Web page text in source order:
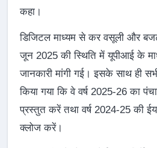
कहा।
डिजिटल माध्यम से कर वसूली और बजट
जून 2025 की स्थिति में यूपीआई के
जानकारी मांगी गई। इसके साथ ही
किया गया कि वे वर्ष 2025-26 का
प्रस्तुत करें तथा वर्ष 2024-25 की
क्लोज करें।